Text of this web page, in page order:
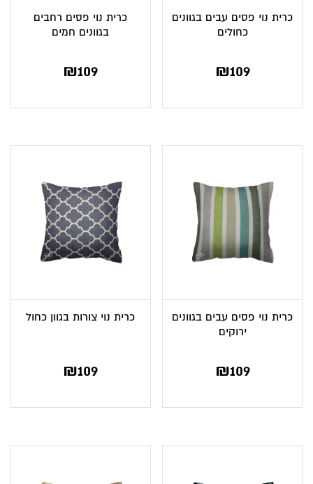
כרית נוי פסים עבים בגוונים
כחולים
₪109
כרית נוי פסים רחבים
בגוונים חמים
₪109
כרית נוי פסים עבים בגוונים
ירוקים
₪109
כרית נוי צורות בגוון כחול
₪109